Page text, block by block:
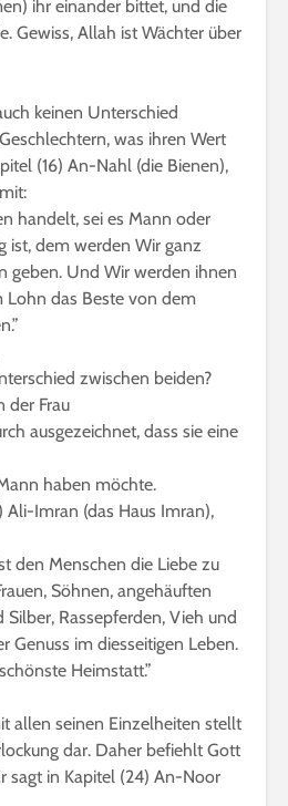
ihr einander bittet, und die
Gewiss, Allah ist Wächter über
keinen Unterschied
was ihren Wert
(16) An-Nahl (die Bienen),
handelt, sei es Mann oder
ist, dem werden Wir ganz
geben. Und Wir werden ihnen
Lohn das Beste von dem
zwischen beiden?
der Frau
ausgezeichnet, dass sie eine
haben möchte.
Ali-Imran (das Haus Imran),
den Menschen die Liebe zu
Söhnen, angehäuften
Rassepferden, Vieh und
Genuss im diesseitigen Leben.
Heimstatt.”
allen seinen Einzelheiten stellt
dar. Daher befiehlt Gott
sagt in Kapitel (24) An-Noor